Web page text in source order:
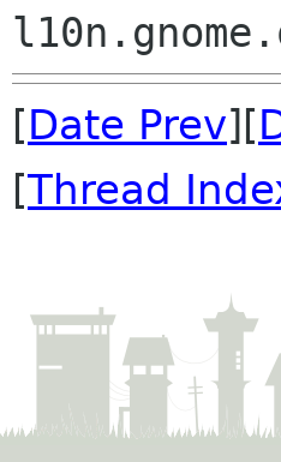
[Date Prev][
[Thread